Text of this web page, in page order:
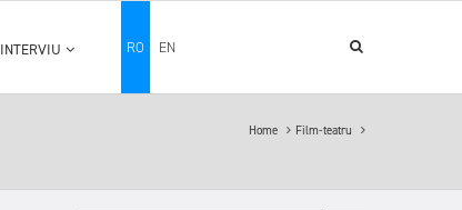
INTERVIU RO EN
Home Film-teatru